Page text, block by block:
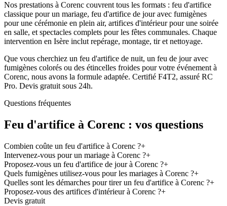
Nos prestations à Corenc couvrent tous les formats : feu d'artifice
classique pour un mariage, feu d'artifice de jour avec fumigènes
pour une cérémonie en plein air, artifices d'intérieur pour une soirée
en salle, et spectacles complets pour les fêtes communales. Chaque
intervention en Isère inclut repérage, montage, tir et nettoyage.
Que vous cherchiez un feu d'artifice de nuit, un feu de jour avec
fumigènes colorés ou des étincelles froides pour votre événement à
Corenc, nous avons la formule adaptée. Certifié F4T2, assuré RC
Pro. Devis gratuit sous 24h.
Questions fréquentes
Feu d'artifice à Corenc : vos questions
Combien coûte un feu d'artifice à Corenc ?+
Intervenez-vous pour un mariage à Corenc ?+
Proposez-vous un feu d'artifice de jour à Corenc ?+
Quels fumigènes utilisez-vous pour les mariages à Corenc ?+
Quelles sont les démarches pour tirer un feu d'artifice à Corenc ?+
Proposez-vous des artifices d'intérieur à Corenc ?+
Devis gratuit